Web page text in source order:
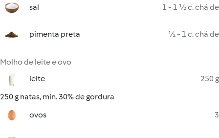
sal 1 - 1 ½ c. chá de
pimenta preta ½ - 1 c. chá de
Molho de leite e ovo
leite
250 g
250 g natas, min. 30% de gordura
ovos
3